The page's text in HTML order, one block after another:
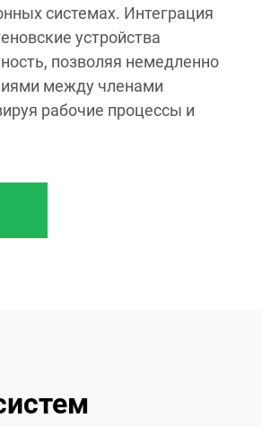
системах. Интеграция
устройства
позволяя немедленно
между членами
рабочие процессы и